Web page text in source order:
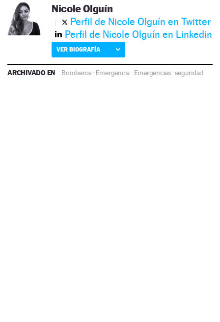
Nicole Olguín
Perfil de Nicole Olguín en Twitter
Perfil de Nicole Olguín en Linkedin
VER BIOGRAFÍA
ARCHIVADO EN Bomberos · Emergencia · Emergencias ·seguridad